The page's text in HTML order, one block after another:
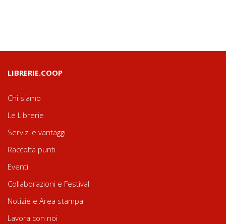
LIBRERIE.COOP
Chi siamo
Le Librerie
Servizi e vantaggi
Raccolta punti
Eventi
Collaborazioni e Festival
Notizie e Area stampa
Lavora con noi